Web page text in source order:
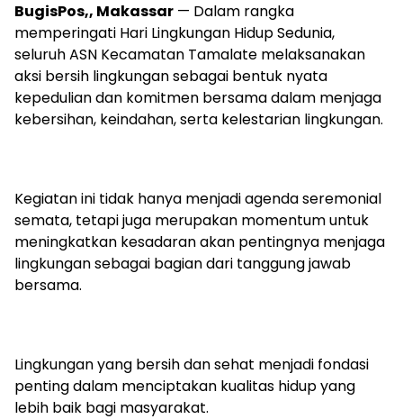
BugisPos,, Makassar — Dalam rangka
memperingati Hari Lingkungan Hidup Sedunia,
seluruh ASN Kecamatan Tamalate melaksanakan
aksi bersih lingkungan sebagai bentuk nyata
kepedulian dan komitmen bersama dalam menjaga
kebersihan, keindahan, serta kelestarian lingkungan.
Kegiatan ini tidak hanya menjadi agenda seremonial
semata, tetapi juga merupakan momentum untuk
meningkatkan kesadaran akan pentingnya menjaga
lingkungan sebagai bagian dari tanggung jawab
bersama.
Lingkungan yang bersih dan sehat menjadi fondasi
penting dalam menciptakan kualitas hidup yang
lebih baik bagi masyarakat.